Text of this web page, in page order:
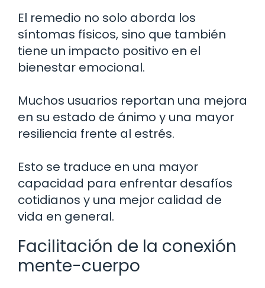
El remedio no solo aborda los
síntomas físicos, sino que también
tiene un impacto positivo en el
bienestar emocional.
Muchos usuarios reportan una mejora
en su estado de ánimo y una mayor
resiliencia frente al estrés.
Esto se traduce en una mayor
capacidad para enfrentar desafíos
cotidianos y una mejor calidad de
vida en general.
Facilitación de la conexión
mente-cuerpo